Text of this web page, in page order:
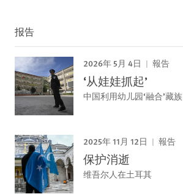
报告
2026年 5月 4日 報告
‘从娃娃抓起’
中国利用幼儿园‘融合’藏族
2025年 11月 12日 報告
保护消逝
维吾尔人在土耳其